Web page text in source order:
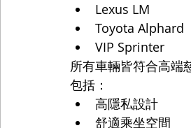
Lexus LM
Toyota Alphard
VIP Sprinter
所有車輛皆符合高端
包括：
高隱私設計
舒適乘坐空間